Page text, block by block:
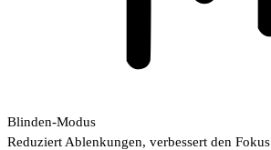
Blinden-Modus
Reduziert Ablenkungen, verbessert den Fokus